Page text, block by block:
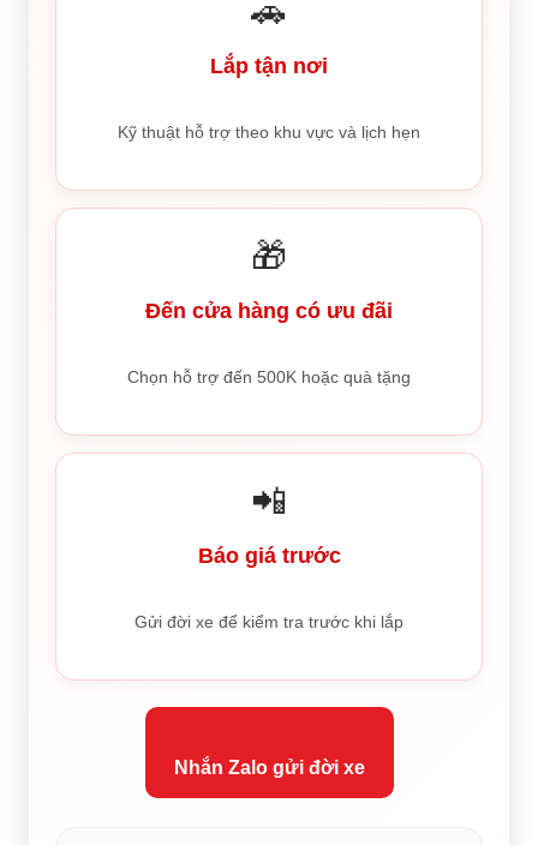
🚗
Lắp tận nơi
Kỹ thuật hỗ trợ theo khu vực và lịch hẹn
🎁
Đến cửa hàng có ưu đãi
Chọn hỗ trợ đến 500K hoặc quà tặng
📲
Báo giá trước
Gửi đời xe để kiểm tra trước khi lắp
Nhắn Zalo gửi đời xe